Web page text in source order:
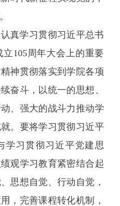
真学习贯彻习近平总书
105周年大会上的重要
神贯彻落实到学院各项
奋斗，以统一的思想、
、强大的战斗力推动学
。要将学习贯彻习近平
学习贯彻习近平党建思
观学习教育紧密结合起
思想自觉、行动自觉，
，完善课程转化机制，